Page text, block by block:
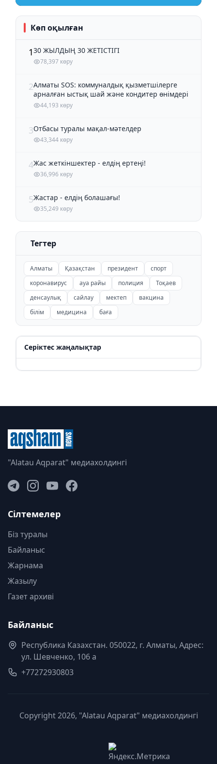
Көп оқылған
130 ЖЫЛДЫҢ 30 ЖЕТІСТІГІ
78,397 көру
2Алматы SOS: коммуналдық қызметшілерге
арналған ыстық шай және кондитер өнімдері
44,193 көру
3Отбасы туралы мақал-мәтелдер
43,344 көру
4Жас жеткіншектер - елдің ертеңі!
36,996 көру
5Жастар - елдің болашағы!
35,249 көру
Тегтер
Алматы Қазақстан президент
спорт
коронавирус
ауа райы полиция
Тоқаев
денсаулық
сайлау мектеп
вакцина
білім
медицина баға
Серіктес жаңалықтар
"Alatau Aqparat" медиахолдингі
Сілтемелер
Біз туралы
Байланыс
Жарнама
Жазылу
Газет архиві
Байланыс
Республика Казахстан. 050022, г. Алматы, Адрес:
ул. Шевченко, 106 а
+77272930803
Copyright 2026, "Alatau Aqparat" медиахолдингі